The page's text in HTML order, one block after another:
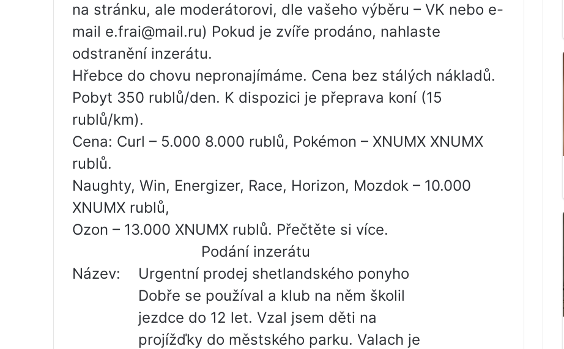
na stránku, ale moderátorovi, dle vašeho výběru – VK nebo e-
mail e.frai@mail.ru) Pokud je zvíře prodáno, nahlaste
odstranění inzerátu.
Hřebce do chovu nepronajímáme. Cena bez stálých nákladů.
Pobyt 350 rublů/den. K dispozici je přeprava koní (15
rublů/km).
Cena: Curl – 5.000 8.000 rublů, Pokémon – XNUMX XNUMX
rublů.
Naughty, Win, Energizer, Race, Horizon, Mozdok – 10.000
XNUMX rublů,
Ozon – 13.000 XNUMX rublů. Přečtěte si více.
Podání inzerátu
Název:
Urgentní prodej shetlandského ponyho
Dobře se používal a klub na něm školil
jezdce do 12 let. Vzal jsem děti na
projížďky do městského parku. Valach je